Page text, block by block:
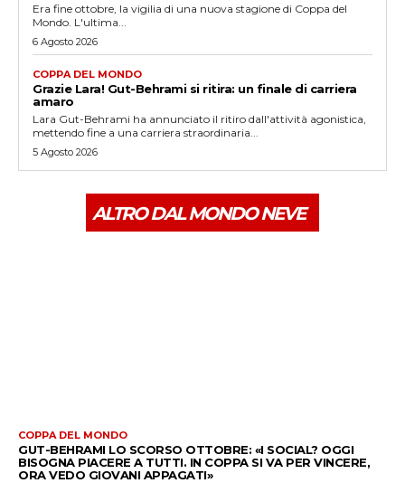
Era fine ottobre, la vigilia di una nuova stagione di Coppa del
Mondo. L'ultima...
6 Agosto 2026
COPPA DEL MONDO
Grazie Lara! Gut-Behrami si ritira: un finale di carriera
amaro
Lara Gut-Behrami ha annunciato il ritiro dall'attività agonistica,
mettendo fine a una carriera straordinaria...
5 Agosto 2026
ALTRO DAL MONDO NEVE
COPPA DEL MONDO
GUT-BEHRAMI LO SCORSO OTTOBRE: «I SOCIAL? OGGI
BISOGNA PIACERE A TUTTI. IN COPPA SI VA PER VINCERE,
ORA VEDO GIOVANI APPAGATI»